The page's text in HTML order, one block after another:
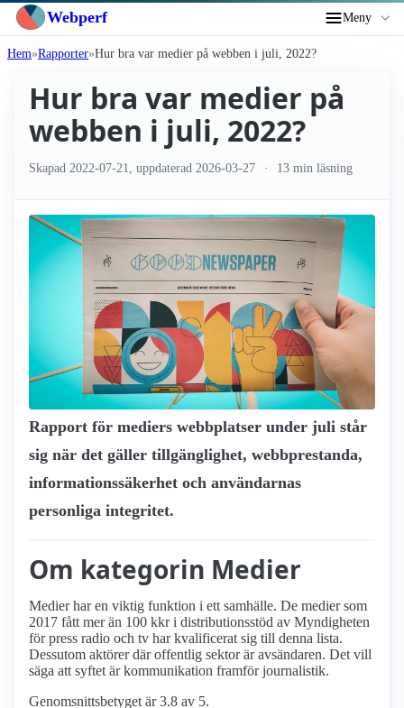
Webperf Meny
Hem Rapporter Hur bra var medier på webben i juli, 2022?
Hur bra var medier på
webben i juli, 2022?
Skapad 2022-07-21 , uppdaterad 2026-03-27 13 min läsning
Rapport för mediers webbplatser under juli står
sig när det gäller tillgänglighet, webbprestanda,
informationssäkerhet och användarnas
personliga integritet.
Om kategorin Medier
Medier har en viktig funktion i ett samhälle. De medier som
2017 fått mer än 100 kkr i distributionsstöd av Myndigheten
för press radio och tv har kvalificerat sig till denna lista.
Dessutom aktörer där offentlig sektor är avsändaren. Det vill
säga att syftet är kommunikation framför journalistik.
Genomsnittsbetyget är 3.8 av 5.